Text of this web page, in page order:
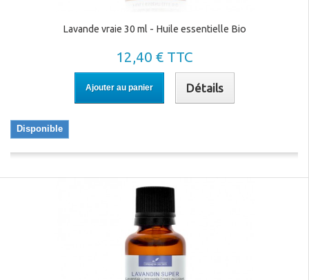
Lavande vraie 30 ml - Huile essentielle Bio
12,40 € TTC
Ajouter au panier Détails
Disponible